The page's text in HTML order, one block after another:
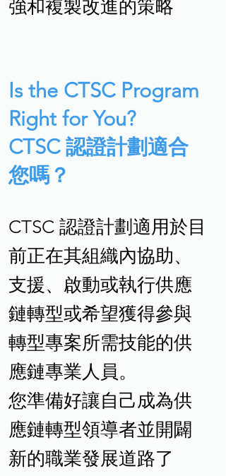
強和複製改進的策略
Is the CTSC Program
Right for You?
CTSC 認證計劃適合
您嗎？
CTSC 認證計劃適用於目
前正在其組織內協助、
支援、啟動或執行供應
鏈轉型或希望獲得參與
轉型專案所需技能的供
應鏈專業人員。
您準備好讓自己成為供
應鏈轉型領導者並開闢
新的職業發展道路了